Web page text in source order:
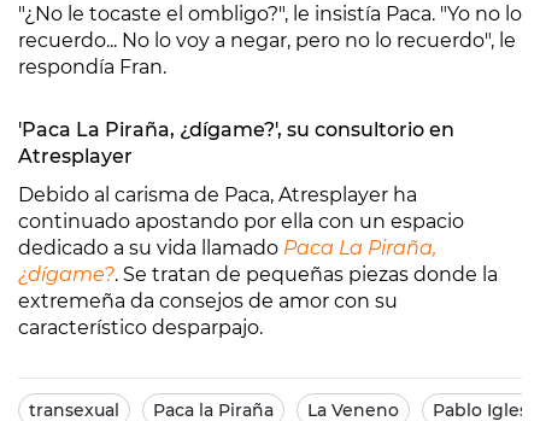
"¿No le tocaste el ombligo?", le insistía Paca. "Yo no lo
recuerdo... No lo voy a negar, pero no lo recuerdo", le
respondía Fran.
'Paca La Piraña, ¿dígame?', su consultorio en
Atresplayer
Debido al carisma de Paca, Atresplayer ha
continuado apostando por ella con un espacio
dedicado a su vida llamado Paca La Piraña,
¿dígame?. Se tratan de pequeñas piezas donde la
extremeña da consejos de amor con su
característico desparpajo.
transexual Paca la Piraña La Veneno Pablo